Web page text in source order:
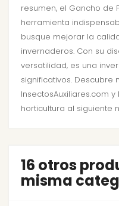
resumen, el Gancho de
herramienta
busque mejorar la
invernaderos. Con su
versatilidad, es una
significativos.
InsectosAuxiliares.com
horticultura al siguiente
16 otros
misma